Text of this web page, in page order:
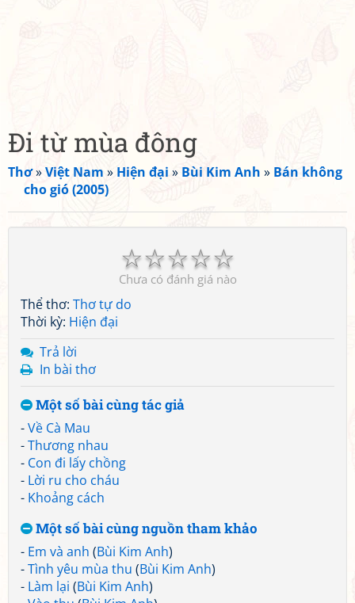
Đi từ mùa đông
Thơ»Việt Nam » Hiện đại » Bùi Kim Anh » Bán không
cho gió (2005)
☆
☆
☆
☆
☆
Chưa có đánh giá nào
Thể thơ: Thơ tự do
Thời kỳ: Hiện đại
Trả lời
In bài thơ
Một số bài cùng tác giả
-Về Cà Mau
-Thương nhau
- Con đi lấy chồng
- Lời ru cho cháu
- Khoảng cách
Một số bài cùng nguồn tham khảo
- Em và anh (Bùi Kim Anh)
-Tình yêu mùa thu (Bùi Kim Anh)
- Làm lại (Bùi Kim Anh)